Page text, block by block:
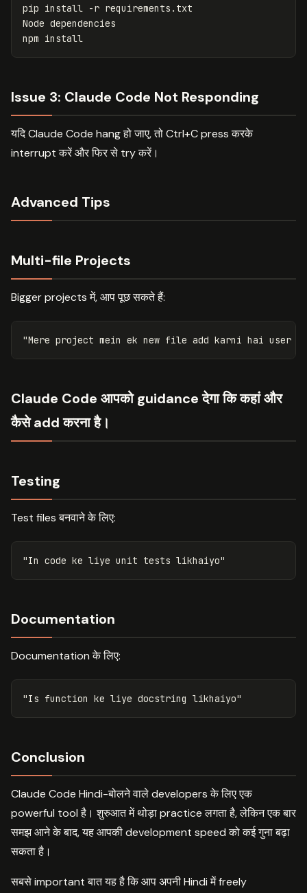
pip install -r requirements.txt
Node dependencies
npm install
Issue 3: Claude Code Not Responding
यदि Claude Code hang हो जाए, तो Ctrl+C press करके
interrupt करें और फिर से try करें।
Advanced Tips
Multi-file Projects
Bigger projects में, आप पूछ सकते हैं:
Claude Code आपको guidance देगा कि कहां और
कैसे add करना है।
Testing
Test files बनवाने के लिए:
Documentation
Documentation के लिए:
Conclusion
Claude Code Hindi-बोलने वाले developers के लिए एक
powerful tool है। शुरुआत में थोड़ा practice लगता है, लेकिन एक बार
समझ आने के बाद, यह आपकी development speed को कई गुना बढ़ा
सकता है।
सबसे important बात यह है कि आप अपनी Hindi में freely